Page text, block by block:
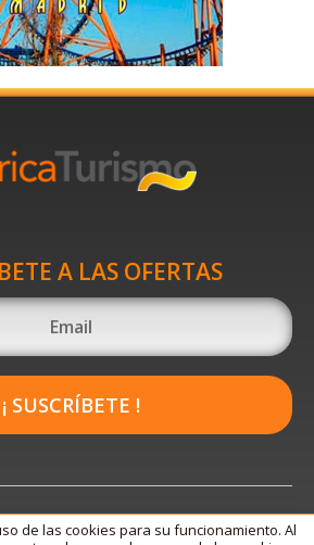
A LAS OFERTAS
¡ SUSCRÍBETE !
de las cookies para su funcionamiento. Al